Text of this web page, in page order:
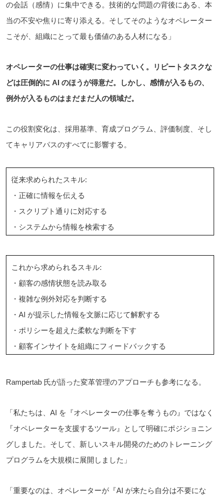
の会話（感情）に集中できる。技術的な問題の背後にある、本
当の不安や焦りに寄り添える。そしてそのようなオペレーター
こそが、組織にとって最も価値のある人材になる」
オペレーターの仕事は確実に変わっていく。リピートタスクな
どは圧倒的に AI のほうが得意だ。しかし、感情が入るもの、
例外が入るものはまだまだ人の領域だ。
この役割変化は、採用基準、育成プログラム、評価制度、そし
てキャリアパスのすべてに影響する。
従来求められたスキル:
・正確に情報を伝える
・スクリプト通りに対応する
・システムから情報を検索する
これから求められるスキル:
・顧客の感情状態を読み取る
・複雑な例外対応を判断する
・AI が提示した情報を文脈に応じて解釈する
・ポリシーを超えた柔軟な判断を下す
・顧客インサイトを組織にフィードバックする
Rampertab 氏が語った変革管理のアプローチも参考になる。
「私たちは、AI を『オペレーターの仕事を奪うもの』ではなく
『オペレーターを支援するツール』として明確にポジショニン
グしました。そして、新しいスキル開発のためのトレーニング
プログラムを大規模に展開しました」
「重要なのは、オペレーターが『AI が来たら自分は不要にな